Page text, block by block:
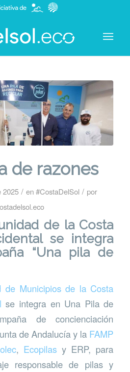
de razones
2025 / en#CostaDelSol / por
de la Costa
se integra
“Una pila de
de Municipios de la Costa
se integra en Una Pila de
de concienciación
de Andalucía y la FAMP
, Ecopilas y ERP, para
responsable de pilas y